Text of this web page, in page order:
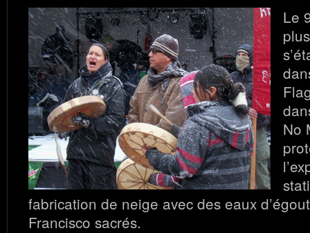
Le
No
fabrication de neige avec des eaux
Francisco sacrés.